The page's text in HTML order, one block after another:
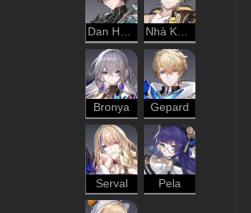
Dan Heng Nhà Khai Phá - Hủy Diệt
Bronya Gepard
Serval Pela